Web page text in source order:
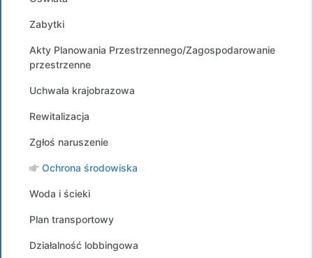
Zabytki
Akty Planowania Przestrzennego/Zagospodarowanie
przestrzenne
Uchwała krajobrazowa
Rewitalizacja
Zgłoś naruszenie
Ochrona środowiska
Woda i ścieki
Plan transportowy
Działalność lobbingowa